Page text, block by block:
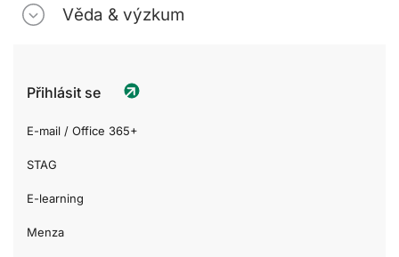
Věda & výzkum
Přihlásit se
E-mail / Office 365+
STAG
E-learning
Menza